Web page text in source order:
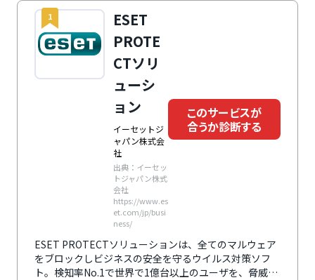
1
ESET
PROTE
CTソリ
ューシ
ョン
イーセットジ
ャパン株式会
社
出典：イーセッ
トジャパン株式
会社
https://www.es
et.com/jp/busi
ness/
このサービスが
合うか診断する
ESET PROTECTソリューションは、全てのマルウェア
をブロックしビジネスの安全を守るウイルス対策ソフ
ト。検知率No.1で世界で1億台以上のユーザを、脅威か